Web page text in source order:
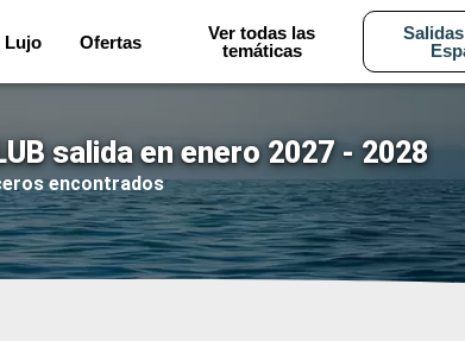
Lujo Ofertas
Ver todas las
temáticas
salida en enero 2027 - 2028
encontrados